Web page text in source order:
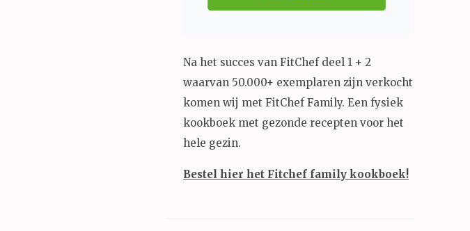
Na het succes van FitChef deel 1 + 2
waarvan 50.000+ exemplaren zijn verkocht
komen wij met FitChef Family. Een fysiek
kookboek met gezonde recepten voor het
hele gezin.
Bestel hier het Fitchef family kookboek!